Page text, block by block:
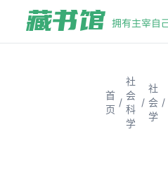
首
页
/
社
会
科
学
/
社
会
学
/